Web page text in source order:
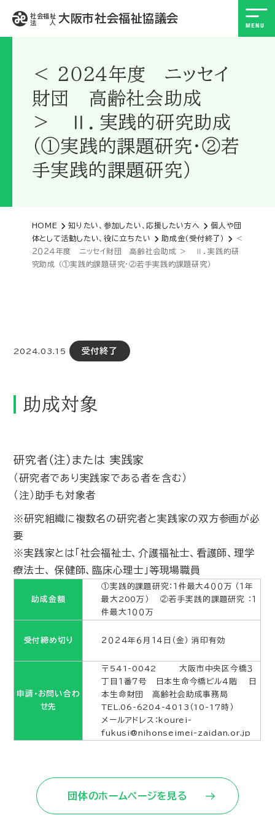
社会福祉
法 人
大阪市社会福祉協議会
＜ ２０２４年度 ニッセイ
財団 高齢社会助成
＞ Ⅱ．実践的研究助成
（①実践的課題研究・②若
手実践的課題研究）
HOME 知りたい、参加したい、応援したい方へ
個人や団
体として活動したい、役に立ちたい
助成金（受付終了）
＜
２０２４年度 ニッセイ財団 高齢社会助成 ＞ Ⅱ．実践的研
究助成 （①実践的課題研究・②若手実践的課題研究）
2024.03.15 受付終了
助成対象
研究者（注）または 実践家
（研究者であり実践家である者を含む）
（注）助手も対象者
※研究組織に複数名の研究者と実践家の双方参画が必
要
※実践家とは「社会福祉士、介護福祉士、看護師、理学
療法士、 保健師、臨床心理士」等現場職員
助成金額
①実践的課題研究：１件最大４００万 （１年
最大200万） ②若手実践的課題研究 ：１
件最大１００万
受付締め切り ２０２４年６月１４日（金） 消印有効
申請・お問い合わ
せ先
〒541-0042 大阪市中央区今橋３
丁目１番７号 日本生命今橋ビル４階 日
本生命財団 高齢社会助成事務局
TEL.06-6204-4013（10-17時）
メールアドレス：kourei-
fukusi@nihonseimei-zaidan.or.jp
団体のホームページを見る